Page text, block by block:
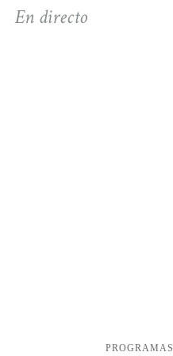
En directo
PROGRAMAS